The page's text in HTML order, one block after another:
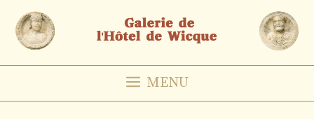
Aller
contenu
MENU